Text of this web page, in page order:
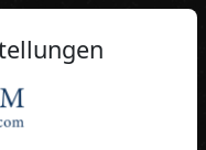
DE